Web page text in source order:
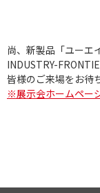
尚、新製品「ユーエ
INDUSTRY-
皆様のご来場をお待
※展示会ホームペー